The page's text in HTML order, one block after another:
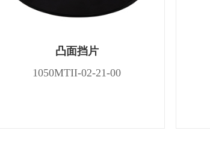
凸面挡片
1050MTII-02-21-00